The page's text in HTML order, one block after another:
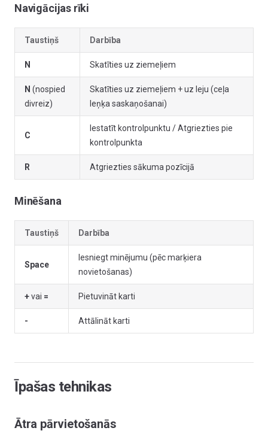
Navigācijas rīki
Taustiņš Darbība
N Skatīties uz ziemeļiem
N (nospied
divreiz)
Skatīties uz ziemeļiem + uz leju (ceļa
leņķa saskaņošanai)
C
Iestatīt kontrolpunktu / Atgriezties pie
kontrolpunkta
R Atgriezties sākuma pozīcijā
Minēšana
Taustiņš Darbība
Space
Iesniegt minējumu (pēc marķiera
novietošanas)
+vai = Pietuvināt karti
- Attālināt karti
Īpašas tehnikas
Ātra pārvietošanās